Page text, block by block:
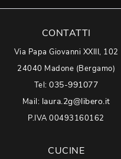
CONTATTI
Via Papa Giovanni XXIII, 102
24040 Madone (Bergamo)
Tel:035-991077
Mail: laura.2g@libero.it
P.IVA 00493160162
CUCINE